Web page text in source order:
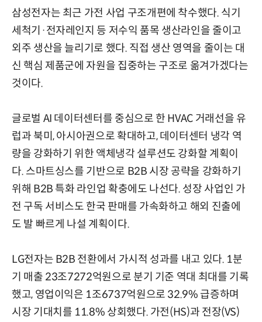
삼성전자는 최근 가전 사업 구조개편에 착수했다. 식기
세척기·전자레인지 등 저수익 품목 생산라인을 줄이고
외주 생산을 늘리기로 했다. 직접 생산 영역을 줄이는 대
신 핵심 제품군에 자원을 집중하는 구조로 옮겨가겠다는
것이다.
글로벌 AI 데이터센터를 중심으로 한 HVAC 거래선을 유
럽과 북미, 아시아권으로 확대하고, 데이터센터 냉각 역
량을 강화하기 위한 액체냉각 설루션도 강화할 계획이
다. 스마트싱스를 기반으로 B2B 시장 공략을 강화하기
위해 B2B 특화 라인업 확충에도 나선다. 성장 사업인 가
전 구독 서비스도 한국 판매를 가속화하고 해외 진출에
도 발 빠르게 나설 계획이다.
LG전자는 B2B 전환에서 가시적 성과를 내고 있다. 1분
기 매출 23조7272억원으로 분기 기준 역대 최대를 기록
했고, 영업이익은 1조6737억원으로 32.9% 급증하며
시장 기대치를 11.8% 상회했다. 가전(HS)과 전장(VS)